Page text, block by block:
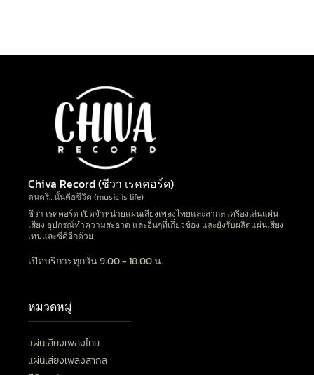
Chiva Record (ชีวา เรคคอร์ด)
ดนตรี…นั้นคือชีวิต (music is life)
ชีวา เรคคอร์ด เปิดจำหน่ายแผ่นเสียงเพลงไทยและสากล เครื่องเล่นแผ่น
เสียง อุปกรณ์ทำความสะอาด และอื่นๆที่เกี่ยวข้อง และยังรับผลิตแผ่นเสียง
เทปและซีดีอีกด้วย
เปิดบริการทุกวัน 9.00 - 18.00 น.
หมวดหมู่
แผ่นเสียงเพลงไทย
แผ่นเสียงเพลงสากล